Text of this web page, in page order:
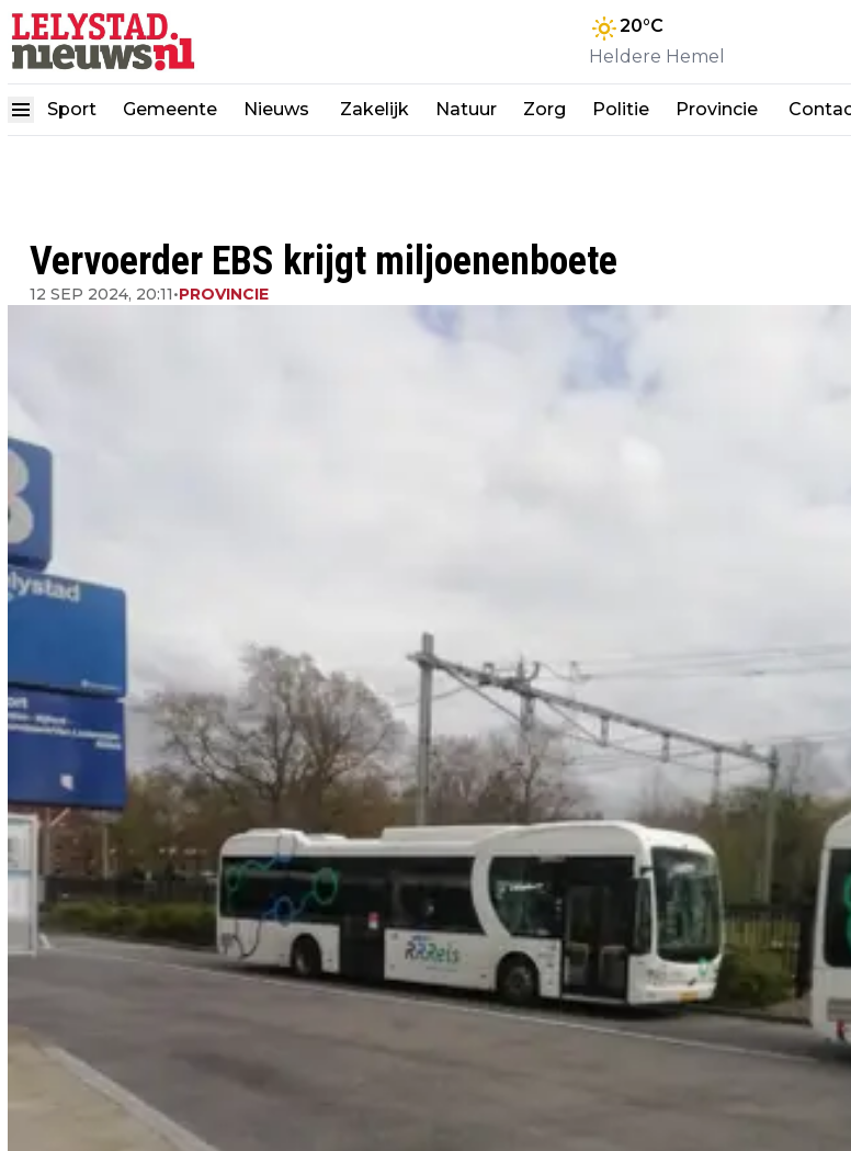
20°C
Heldere Hemel
Sport Gemeente Nieuws Zakelijk Natuur Zorg Politie Provincie
Vervoerder EBS krijgt miljoenenboete
12 SEP 2024, 20:11•PROVINCIE